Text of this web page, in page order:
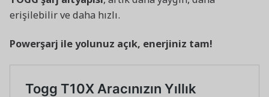
erişilebilir ve daha hızlı.
Powerşarj ile yolunuz açık, enerjiniz tam!